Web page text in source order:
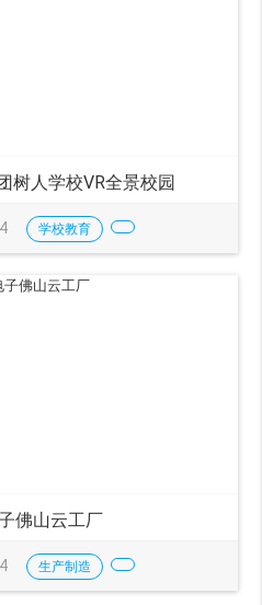
树人学校VR全景校园
学校教育
佛山云工厂
生产制造